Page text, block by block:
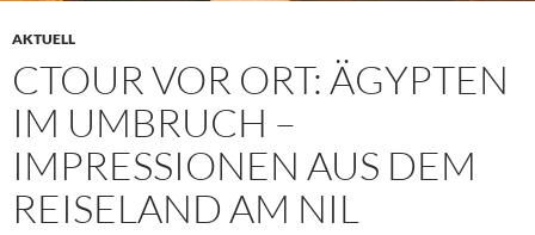
AKTUELL
CTOUR VOR ORT: ÄGYPTEN
IM UMBRUCH –
IMPRESSIONEN AUS DEM
REISELAND AM NIL